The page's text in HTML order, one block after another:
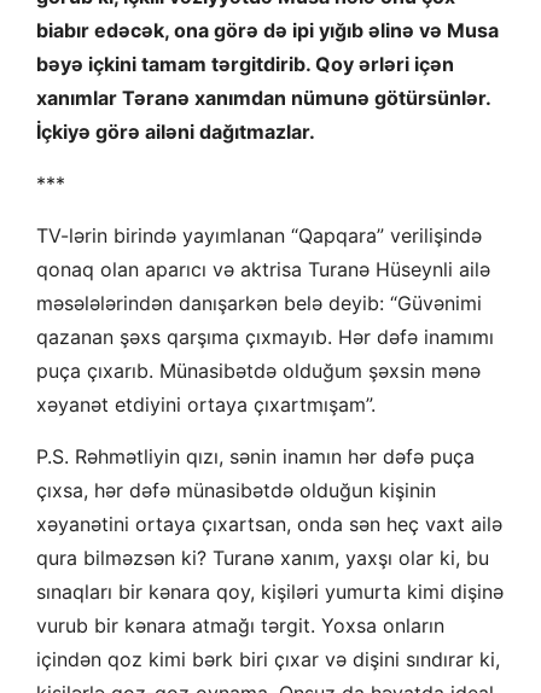
biabır edəcək, ona görə də ipi yığıb əlinə və Musa
bəyə içkini tamam tərgitdirib. Qoy ərləri içən
xanımlar Təranə xanımdan nümunə götürsünlər.
İçkiyə görə ailəni dağıtmazlar.
***
TV-lərin birində yayımlanan “Qapqara” verilişində
qonaq olan aparıcı və aktrisa Turanə Hüseynli ailə
məsələlərindən danışarkən belə deyib: “Güvənimi
qazanan şəxs qarşıma çıxmayıb. Hər dəfə inamımı
puça çıxarıb. Münasibətdə olduğum şəxsin mənə
xəyanət etdiyini ortaya çıxartmışam”.
P.S. Rəhmətliyin qızı, sənin inamın hər dəfə puça
çıxsa, hər dəfə münasibətdə olduğun kişinin
xəyanətini ortaya çıxartsan, onda sən heç vaxt ailə
qura bilməzsən ki? Turanə xanım, yaxşı olar ki, bu
sınaqları bir kənara qoy, kişiləri yumurta kimi dişinə
vurub bir kənara atmağı tərgit. Yoxsa onların
içindən qoz kimi bərk biri çıxar və dişini sındırar ki,